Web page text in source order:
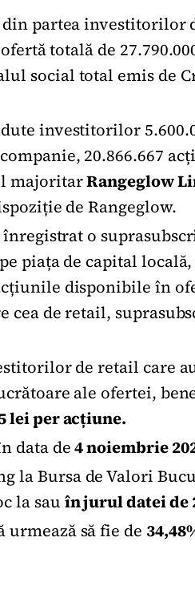
partea investitorilor
totală de
social total emis de
investitorilor
20.866.667
majoritarRangeglow
de Rangeglow.
o
piața de capital
disponibile în
de retail,
de retail care
ale ofertei,
lei per acțiune.
data de4 noiembrie
la Bursa de Valori
la sau în jurul datei de
să fie de